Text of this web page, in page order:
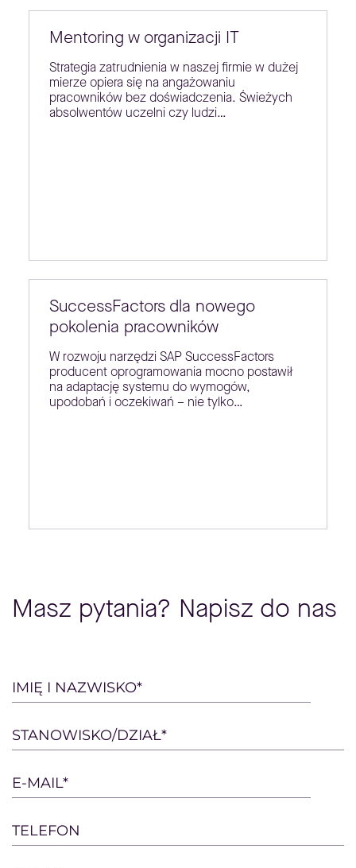
Mentoring w organizacji IT
Strategia zatrudnienia w naszej firmie w dużej
mierze opiera się na angażowaniu
pracowników bez doświadczenia. Świeżych
absolwentów uczelni czy ludzi…
SuccessFactors dla nowego
pokolenia pracowników
W rozwoju narzędzi SAP SuccessFactors
producent oprogramowania mocno postawił
na adaptację systemu do wymogów,
upodobań i oczekiwań – nie tylko…
Masz pytania? Napisz do nas
Please
leave
this
field
empty.
IMIĘ I NAZWISKO*
STANOWISKO/DZIAŁ*
E-MAIL*
TELEFON